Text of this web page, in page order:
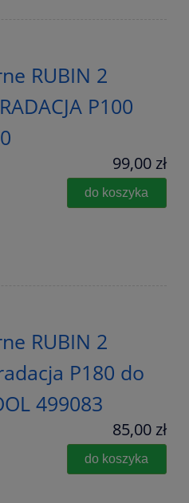
RUBIN 2
P100
99,00 zł
do koszyka
RUBIN 2
P180 do
499083
85,00 zł
do koszyka